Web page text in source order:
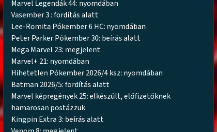
Marvel Legendák 44: nyomdában
Vasember 3 : fordítás alatt
Lee-Romita Pókember 6 HC: nyomdában
Peter Parker Pókember 30: beírás alatt
Mega Marvel 23: megjelent
Marvel+ 21: nyomdában
Hihetetlen Pókember 2026/4 ksz: nyomdában
Batman 2026/5: fordítás alatt
Marvel képregények 25: elkészült, előfizetőknek
hamarosan postázzuk
Kingpin Extra 3: beírás alatt